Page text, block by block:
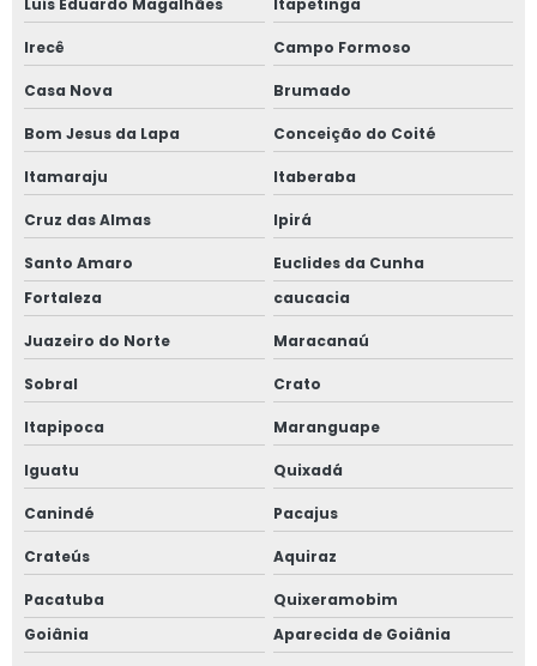
Luís Eduardo Magalhães Itapetinga
Irecê Campo Formoso
Casa Nova Brumado
Bom Jesus da Lapa Conceição do Coité
Itamaraju Itaberaba
Cruz das Almas Ipirá
Santo Amaro
Euclides da Cunha
Fortaleza
caucacia
Juazeiro do Norte Maracanaú
Sobral Crato
Itapipoca Maranguape
Iguatu Quixadá
Canindé Pacajus
Crateús Aquiraz
Pacatuba
Quixeramobim
Goiânia
Aparecida de Goiânia